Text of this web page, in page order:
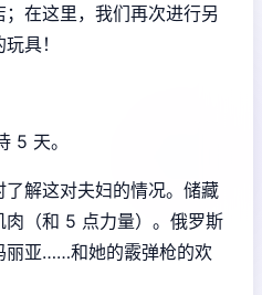
在这里，我们再次进行另
具！
5 天。
解这对夫妇的情况。储藏
（和 5 点力量）。俄罗斯
丽亚……和她的霰弹枪的欢